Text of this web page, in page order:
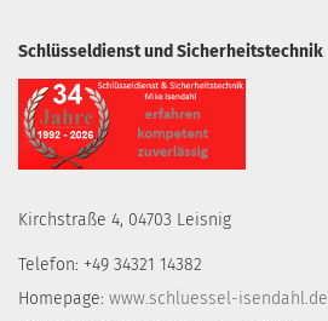
Schlüsseldienst und Sicherheitstechnik
Kirchstraße 4, 04703 Leisnig
Telefon: +49 34321 14382
Homepage: www.schluessel-isendahl.de